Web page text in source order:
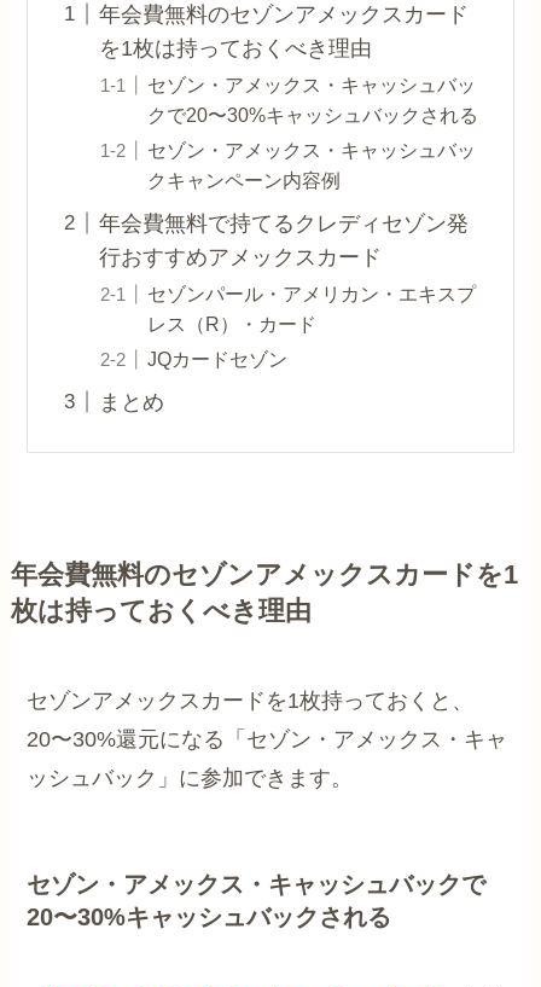
年会費無料のセゾンアメックスカード
を1枚は持っておくべき理由
セゾン・アメックス・キャッシュバッ
クで20〜30%キャッシュバックされる
セゾン・アメックス・キャッシュバッ
クキャンペーン内容例
年会費無料で持てるクレディセゾン発
行おすすめアメックスカード
セゾンパール・アメリカン・エキスプ
レス（R）・カード
JQカードセゾン
まとめ
年会費無料のセゾンアメックスカードを1
枚は持っておくべき理由
セゾンアメックスカードを1枚持っておくと、
20〜30%還元になる「セゾン・アメックス・キャ
ッシュバック」に参加できます。
セゾン・アメックス・キャッシュバックで
20〜30%キャッシュバックされる